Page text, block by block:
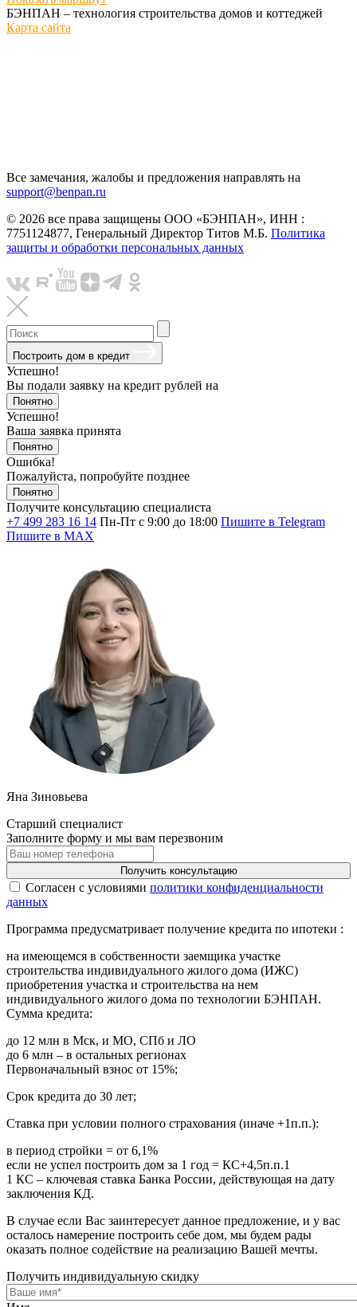
БЭНПАН – технология строительства домов и коттеджей
Карта сайта
Все замечания, жалобы и предложения направлять на
support@benpan.ru
© 2026 все права защищены ООО «БЭНПАН», ИНН :
7751124877, Генеральный Директор Титов М.Б. Политика
защиты и обработки персональных данных
Построить дом в кредит
Успешно!
Вы подали заявку на кредит рублей на
Понятно
Успешно!
Ваша заявка принята
Понятно
Ошибка!
Пожалуйста, попробуйте позднее
Понятно
Получите консультацию специалиста
+7 499 283 16 14 Пн-Пт с 9:00 до 18:00 Пишите в Telegram
Пишите в MAX
Яна Зиновьева
Старший специалист
Заполните форму и мы вам перезвоним
Получить консультацию
Cогласен с условиями политики конфиденциальности
данных
Программа предусматривает получение кредита по ипотеки :
на имеющемся в собственности заемщика участке
строительства индивидуального жилого дома (ИЖС)
приобретения участка и строительства на нем
индивидуального жилого дома по технологии БЭНПАН.
Сумма кредита:
до 12 млн в Мск, и МО, СПб и ЛО
до 6 млн – в остальных регионах
Первоначальный взнос от 15%;
Срок кредита до 30 лет;
Ставка при условии полного страхования (иначе +1п.п.):
в период стройки = от 6,1%
если не успел построить дом за 1 год = КС+4,5п.п.1
1 КС – ключевая ставка Банка России, действующая на дату
заключения КД.
В случае если Вас заинтересует данное предложение, и у вас
осталось намерение построить себе дом, мы будем рады
оказать полное содействие на реализацию Вашей мечты.
Получить индивидуальную скидку